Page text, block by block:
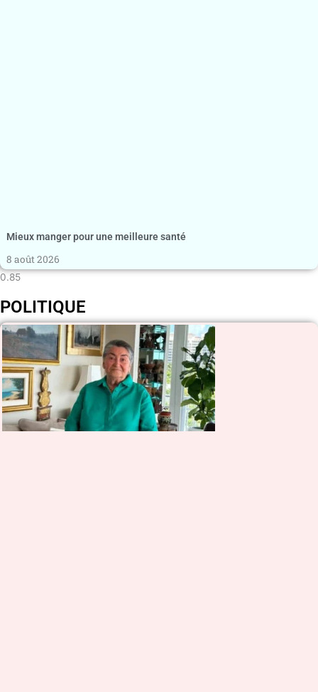
Mieux manger pour une meilleure santé
8 août 2026
POLITIQUE